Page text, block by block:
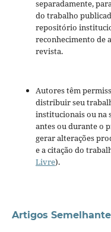
separadamente,
do trabalho
repositório
reconhecimento de
revista.
Autores têm
distribuir seu
institucionais ou na
antes ou durante o
gerar alterações
e a citação do
Livre).
Artigos